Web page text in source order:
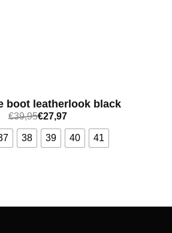
boot leatherlook black
€39,95€27,97
38 39 40 41